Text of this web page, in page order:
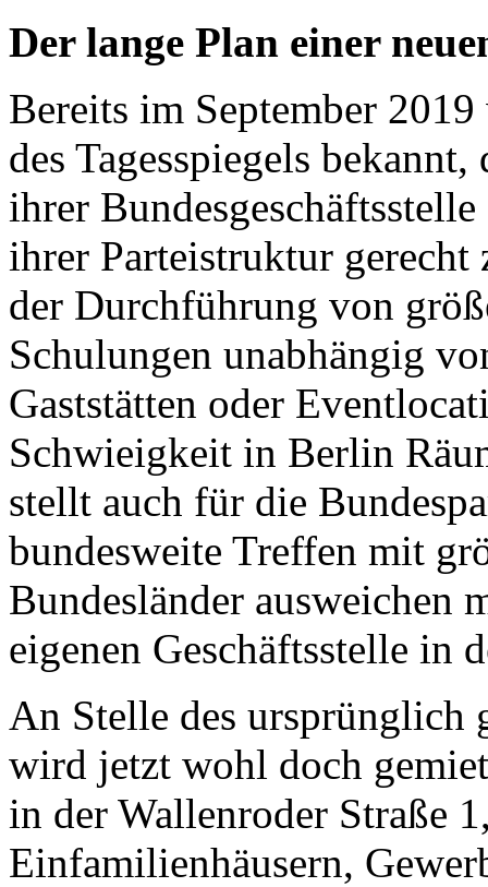
Der lange Plan einer
Bereits im September
des Tagesspiegels
ihrer
ihrer Parteistruktur gerecht
der Durchführung von
Schulungen unabhängig
Gaststätten oder
Schwieigkeit in Berlin
stellt auch für die
bundesweite Treffen mit
Bundesländer ausweichen
eigenen Geschäftsstelle in
An Stelle des ursprünglich
wird jetzt wohl doch
in der Wallenroder Straße
Einfamilienhäusern,